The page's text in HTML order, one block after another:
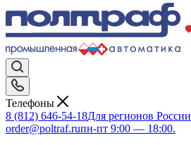
Телефоны
8 (812) 646-54-18Для регионов России
order@poltraf.ruпн-пт 9:00 — 18:00.